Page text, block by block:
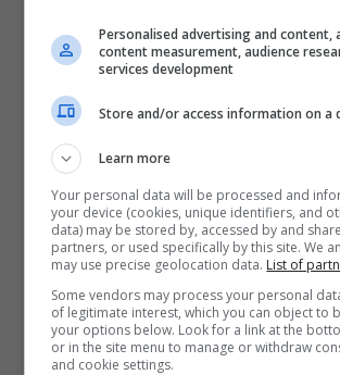
Personalised advertising and content,
content measurement, audience
services development
Store and/or access information on a
Learn more
Your personal data will be processed and
your device (cookies, unique identifiers, and
data) may be stored by, accessed by and
partners, or used specifically by this site. We
may use precise geolocation data. List of
Some vendors may process your personal
of legitimate interest, which you can object to
your options below. Look for a link at the
or in the site menu to manage or withdraw
and cookie settings.